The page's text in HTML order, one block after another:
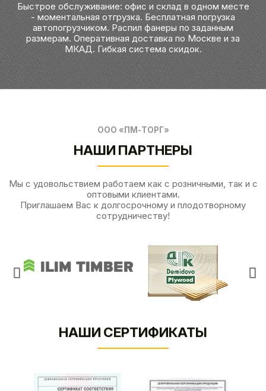
Быстрое обслуживание: офис и склад в одном месте
- моментальная отгрузка. Бесплатная погрузка
автопогрузчиком. Распил фанеры по заданным
размерам. Оперативная доставка по Москве и за
МКАД. Гибкая система скидок.
ООО «ПМ-ТОРГ»
НАШИ ПАРТНЕРЫ
Мы с удовольствием работаем как с розничными, так и с
оптовыми клиентами.
Приглашаем Вас к долгосрочному и плодотворному
сотрудничеству!
НАШИ СЕРТИФИКАТЫ